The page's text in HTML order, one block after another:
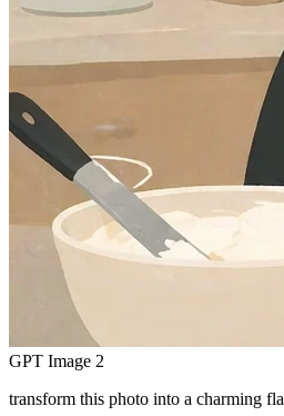
GPT Image 2
transform this photo into a charming